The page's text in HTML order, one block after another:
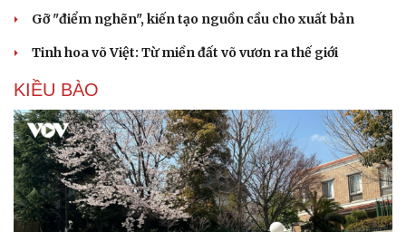
Gỡ "điểm nghẽn", kiến tạo nguồn cầu cho xuất bản
Tinh hoa võ Việt: Từ miền đất võ vươn ra thế giới
KIỀU BÀO